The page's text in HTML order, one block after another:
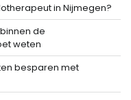
in Nijmegen?
de
weten
besparen met